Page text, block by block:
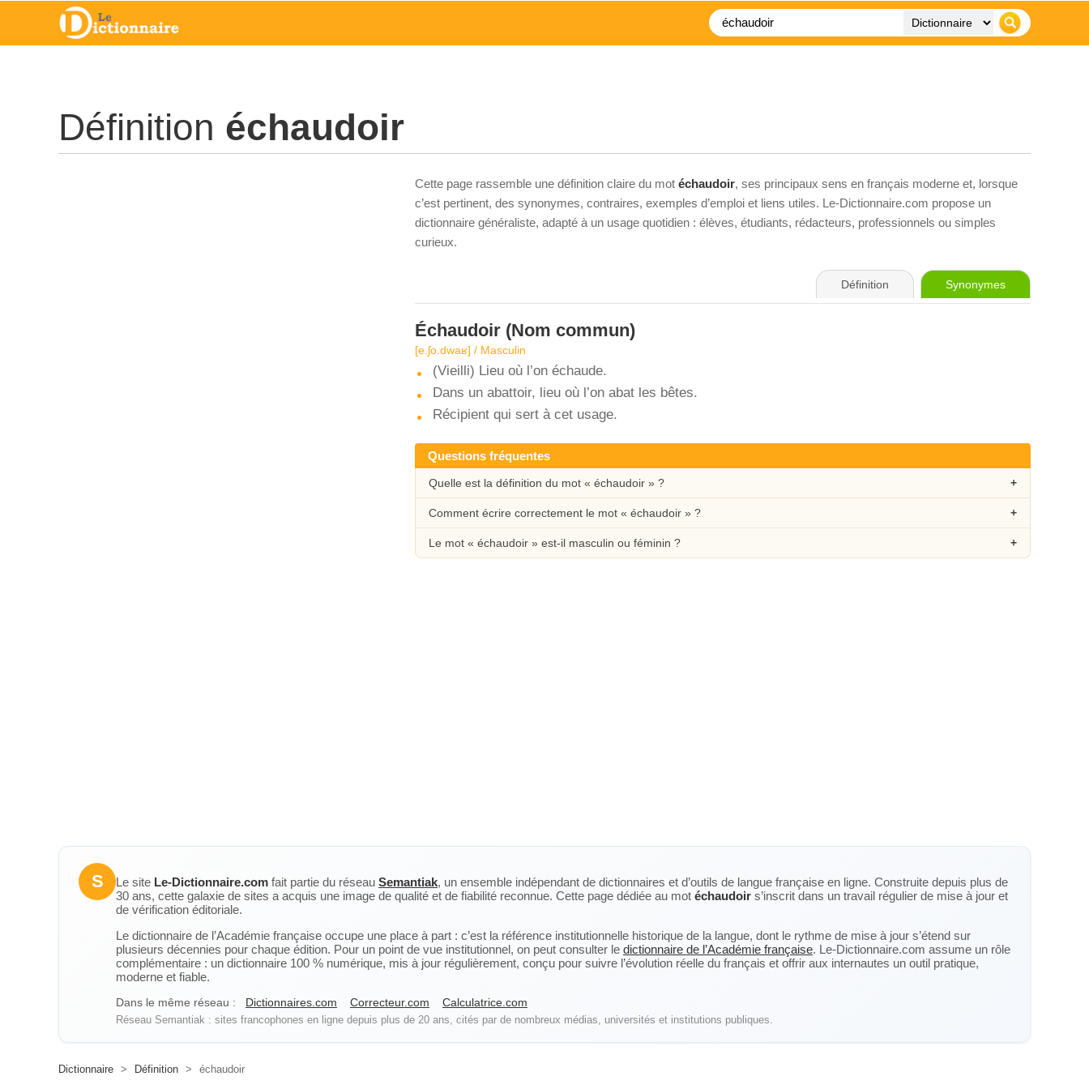
Définition échaudoir
Cette page rassemble une définition claire du mot échaudoir, ses principaux sens en français moderne et, lorsque
c’est pertinent, des synonymes, contraires, exemples d’emploi et liens utiles. Le-Dictionnaire.com propose un
dictionnaire généraliste, adapté à un usage quotidien : élèves, étudiants, rédacteurs, professionnels ou simples
curieux.
Définition Synonymes
Échaudoir (Nom commun)
[e.ʃo.dwaʁ] / Masculin
(Vieilli) Lieu où l’on échaude.
Dans un abattoir, lieu où l’on abat les bêtes.
Récipient qui sert à cet usage.
Questions fréquentes
Quelle est la définition du mot « échaudoir » ?
Comment écrire correctement le mot « échaudoir » ?
Le mot « échaudoir » est-il masculin ou féminin ?
S Le site Le-Dictionnaire.com fait partie du réseau Semantiak, un ensemble indépendant de dictionnaires et d’outils de langue française en ligne. Construite depuis plus de
30 ans, cette galaxie de sites a acquis une image de qualité et de fiabilité reconnue. Cette page dédiée au mot échaudoir s’inscrit dans un travail régulier de mise à jour et
de vérification éditoriale.
Le dictionnaire de l’Académie française occupe une place à part : c’est la référence institutionnelle historique de la langue, dont le rythme de mise à jour s’étend sur
plusieurs décennies pour chaque édition. Pour un point de vue institutionnel, on peut consulter le dictionnaire de l’Académie française. Le-Dictionnaire.com assume un rôle
complémentaire : un dictionnaire 100 % numérique, mis à jour régulièrement, conçu pour suivre l’évolution réelle du français et offrir aux internautes un outil pratique,
moderne et fiable.
Dans le même réseau : Dictionnaires.com Correcteur.com Calculatrice.com
Réseau Semantiak : sites francophones en ligne depuis plus de 20 ans, cités par de nombreux médias, universités et institutions publiques.
Dictionnaire > Définition > échaudoir